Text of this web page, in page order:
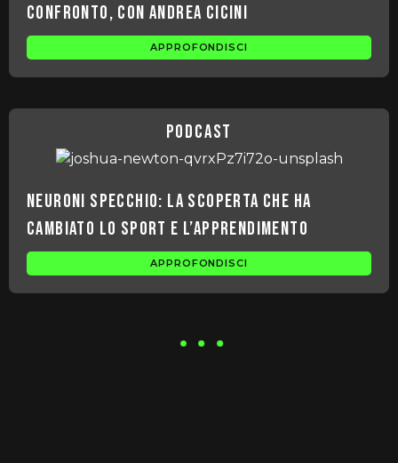
confronto, con Andrea Cicini
APPROFONDISCI
podcast
Neuroni Specchio: la scoperta che ha
cambiato lo sport e l’apprendimento
APPROFONDISCI